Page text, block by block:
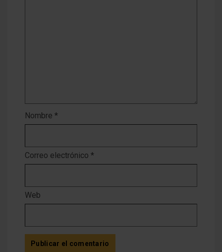
Nombre *
Correo electrónico *
Web